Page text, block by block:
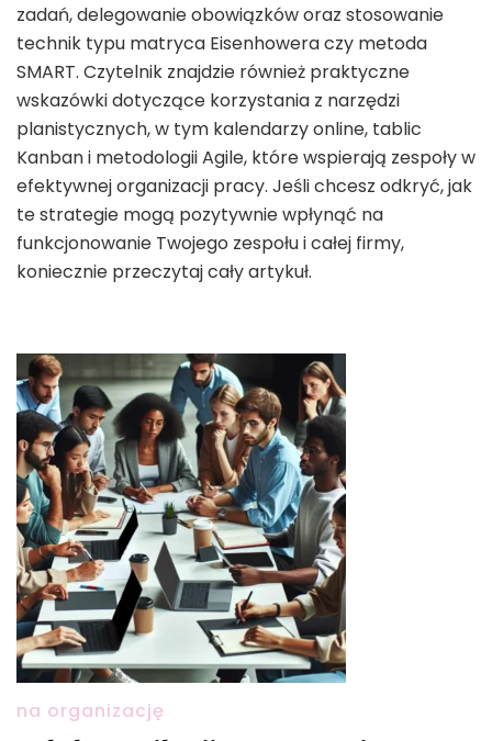
zadań, delegowanie obowiązków oraz stosowanie
technik typu matryca Eisenhowera czy metoda
SMART. Czytelnik znajdzie również praktyczne
wskazówki dotyczące korzystania z narzędzi
planistycznych, w tym kalendarzy online, tablic
Kanban i metodologii Agile, które wspierają zespoły w
efektywnej organizacji pracy. Jeśli chcesz odkryć, jak
te strategie mogą pozytywnie wpłynąć na
funkcjonowanie Twojego zespołu i całej firmy,
koniecznie przeczytaj cały artykuł.
na organizację